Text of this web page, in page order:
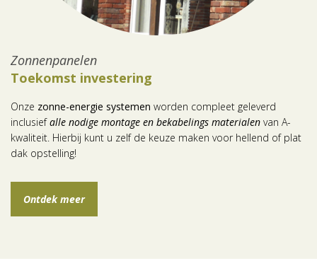
Zonnenpanelen
Toekomst investering
Onze zonne-energie systemen worden compleet geleverd
inclusiefalle nodige montage en bekabelings materialen van A-
kwaliteit. Hierbij kunt u zelf de keuze maken voor hellend of plat
dak opstelling!
Ontdek meer